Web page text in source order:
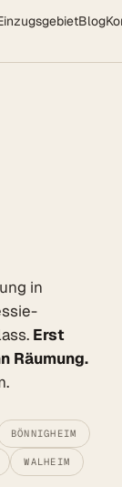
Blog
in
Erst
Räumung.
BÖNNIGHEIM
WALHEIM